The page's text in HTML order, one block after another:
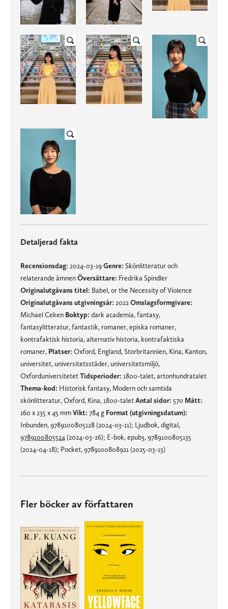
Detaljerad fakta
Recensionsdag: 2024-03-19Genre: Skönlitteratur och
relaterande ämnenÖversättare: Fredrika Spindler
Originalutgåvans titel: Babel, or the Necessity of Violence
Originalutgåvans utgivningsår: 2022 Omslagsformgivare:
Michael Ceken Boktyp: dark academia, fantasy,
fantasylitteratur, fantastik, romaner, episka romaner,
kontrafaktisk historia, alternativ historia, kontrafaktiska
romaner, Platser: Oxford, England, Storbritannien, Kina, Kanton,
universitet, universitetsstäder, universitetsmiljö,
OxforduniversitetetTidsperioder: 1800-talet, artonhundratalet
Thema-kod: Historisk fantasy, Modern och samtida
skönlitteratur, Oxford, Kina, 1800-taletAntal sidor: 570 Mått:
160 x 235 x 45 mmVikt: 784 g Format (utgivningsdatum):
Inbunden, 9789100805128 (2024-03-11); Ljudbok, digital,
9789100805524 (2024-03-26); E-bok, epub3, 9789100805135
(2024-04-18); Pocket, 9789100808921 (2025-03-13)
Fler böcker av författaren